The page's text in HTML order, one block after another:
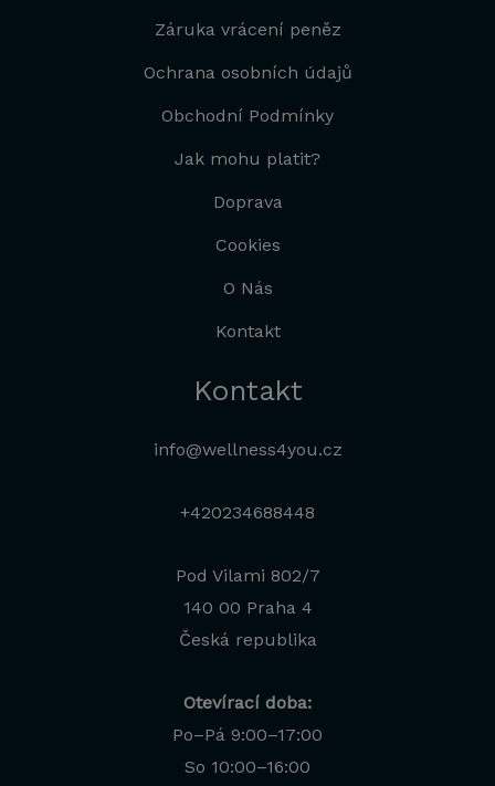
Záruka vrácení peněz
Ochrana osobních údajů
Obchodní Podmínky
Jak mohu platit?
Doprava
Cookies
O Nás
Kontakt
Kontakt
info@wellness4you.cz
+420234688448
Pod Vilami 802/7
140 00 Praha 4
Česká republika
Otevírací doba:
Po–Pá 9:00–17:00
So 10:00–16:00